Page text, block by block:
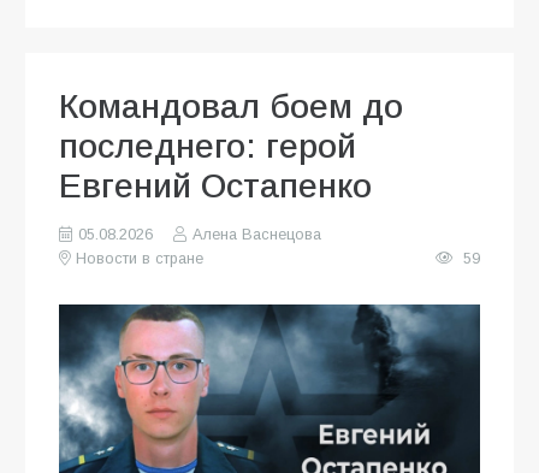
Командовал боем до
последнего: герой
Евгений Остапенко
05.08.2026
Алена Васнецова
Новости в стране
59